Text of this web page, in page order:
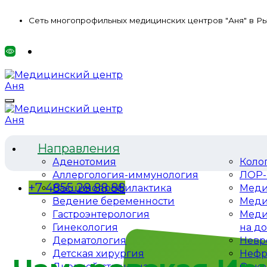
Сеть многопрофильных медицинских центров "Аня" в
Направления
Аденотомия
Аллергология-иммунология
Вакцинопрофилактика
Ведение беременности
Гастроэнтерология
Гинекология
Дерматология
Детская хирургия
ЛОР-
на
+7 4855 28 88 88